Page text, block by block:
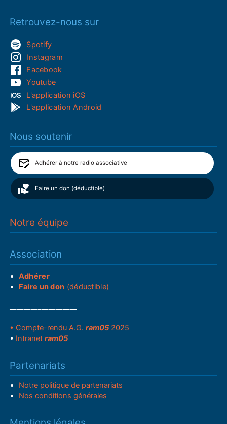
Retrouvez-nous sur
Spotify
Instagram
Facebook
Youtube
L'application iOS
L'application Android
Nous soutenir
Adhérer à notre radio associative
Faire un don (déductible)
Notre équipe
Association
Adhérer
Faire un don (déductible)
• Compte-rendu A.G.ram05 2025
• Intranetram05
Partenariats
Notre politique de partenariats
Nos conditions générales